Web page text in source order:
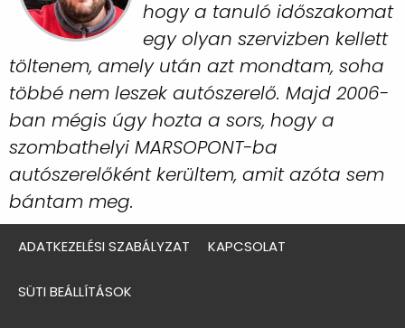
hogy a tanuló időszakomat
egy olyan szervizben kellett
töltenem, amely után azt mondtam, soha
többé nem leszek autószerelő. Majd 2006-
ban mégis úgy hozta a sors, hogy a
szombathelyi MARSOPONT-ba
autószerelőként kerültem, amit azóta sem
bántam meg.
ADATKEZELÉSI SZABÁLYZAT KAPCSOLAT
SÜTI BEÁLLÍTÁSOK